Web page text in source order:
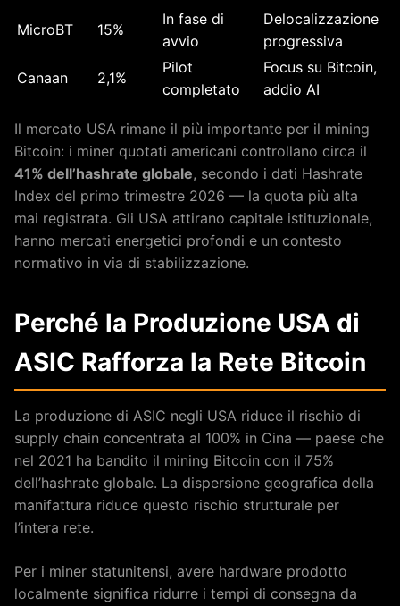
MicroBT 15%
In fase di
avvio
Delocalizzazione
progressiva
Canaan 2,1%
Pilot
completato
Focus su Bitcoin,
addio AI
Il mercato USA rimane il più importante per il mining
Bitcoin: i miner quotati americani controllano circa il
41% dell’hashrate globale, secondo i dati Hashrate
Index del primo trimestre 2026 — la quota più alta
mai registrata. Gli USA attirano capitale istituzionale,
hanno mercati energetici profondi e un contesto
normativo in via di stabilizzazione.
Perché la Produzione USA di
ASIC Rafforza la Rete Bitcoin
La produzione di ASIC negli USA riduce il rischio di
supply chain concentrata al 100% in Cina — paese che
nel 2021 ha bandito il mining Bitcoin con il 75%
dell’hashrate globale. La dispersione geografica della
manifattura riduce questo rischio strutturale per
l’intera rete.
Per i miner statunitensi, avere hardware prodotto
localmente significa ridurre i tempi di consegna da